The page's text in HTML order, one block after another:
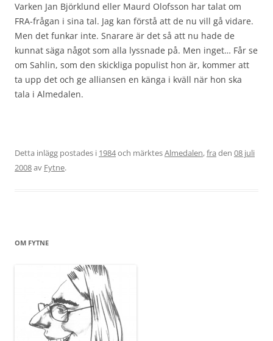
Varken Jan Björklund eller Maurd Olofsson har talat om
FRA-frågan i sina tal. Jag kan förstå att de nu vill gå vidare.
Men det funkar inte. Snarare är det så att nu hade de
kunnat säga något som alla lyssnade på. Men inget… Får se
om Sahlin, som den skickliga populist hon är, kommer att
ta upp det och ge alliansen en känga i kväll när hon ska
tala i Almedalen.
Detta inlägg postades i 1984och märktesAlmedalen,fra den 08 juli
2008av Fytne.
OM FYTNE